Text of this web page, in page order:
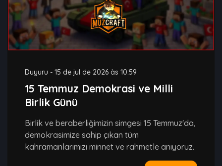
Duyuru - 15 de jul de 2026 às 10:59
15 Temmuz Demokrasi ve Milli
Birlik Günü
Birlik ve beraberliğimizin simgesi 15 Temmuz'da,
demokrasimize sahip çıkan tüm
kahramanlarımızı minnet ve rahmetle anıyoruz.